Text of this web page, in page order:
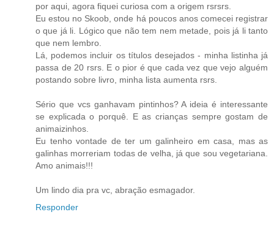
por aqui, agora fiquei curiosa com a origem rsrsrs.
Eu estou no Skoob, onde há poucos anos comecei registrar
o que já li. Lógico que não tem nem metade, pois já li tanto
que nem lembro.
Lá, podemos incluir os títulos desejados - minha listinha já
passa de 20 rsrs. E o pior é que cada vez que vejo alguém
postando sobre livro, minha lista aumenta rsrs.
Sério que vcs ganhavam pintinhos? A ideia é interessante
se explicada o porquê. E as crianças sempre gostam de
animaizinhos.
Eu tenho vontade de ter um galinheiro em casa, mas as
galinhas morreriam todas de velha, já que sou vegetariana.
Amo animais!!!
Um lindo dia pra vc, abração esmagador.
Responder